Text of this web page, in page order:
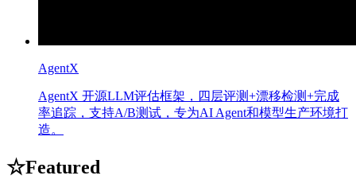
AgentX
AgentX 开源LLM评估框架，四层评测+漂移检测+完成
率追踪，支持A/B测试，专为AI Agent和模型生产环境打
造。
☆Featured